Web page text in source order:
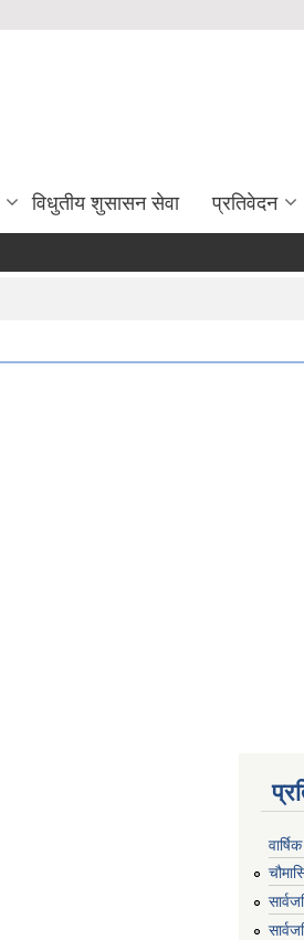
विधुतीय शुसासन सेवा प्रतिवेदन